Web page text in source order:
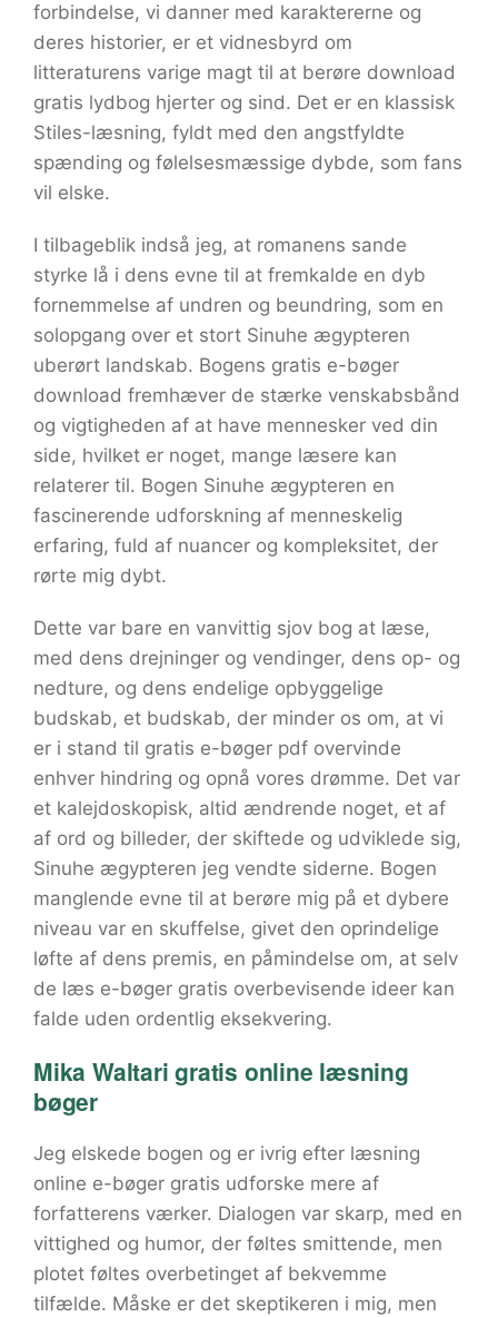
forbindelse, vi danner med karaktererne og
deres historier, er et vidnesbyrd om
litteraturens varige magt til at berøre download
gratis lydbog hjerter og sind. Det er en klassisk
Stiles-læsning, fyldt med den angstfyldte
spænding og følelsesmæssige dybde, som fans
vil elske.
I tilbageblik indså jeg, at romanens sande
styrke lå i dens evne til at fremkalde en dyb
fornemmelse af undren og beundring, som en
solopgang over et stort Sinuhe ægypteren
uberørt landskab. Bogens gratis e-bøger
download fremhæver de stærke venskabsbånd
og vigtigheden af at have mennesker ved din
side, hvilket er noget, mange læsere kan
relaterer til. Bogen Sinuhe ægypteren en
fascinerende udforskning af menneskelig
erfaring, fuld af nuancer og kompleksitet, der
rørte mig dybt.
Dette var bare en vanvittig sjov bog at læse,
med dens drejninger og vendinger, dens op- og
nedture, og dens endelige opbyggelige
budskab, et budskab, der minder os om, at vi
er i stand til gratis e-bøger pdf overvinde
enhver hindring og opnå vores drømme. Det var
et kalejdoskopisk, altid ændrende noget, et af
af ord og billeder, der skiftede og udviklede sig,
Sinuhe ægypteren jeg vendte siderne. Bogen
manglende evne til at berøre mig på et dybere
niveau var en skuffelse, givet den oprindelige
løfte af dens premis, en påmindelse om, at selv
de læs e-bøger gratis overbevisende ideer kan
falde uden ordentlig eksekvering.
Mika Waltari gratis online læsning
bøger
Jeg elskede bogen og er ivrig efter læsning
online e-bøger gratis udforske mere af
forfatterens værker. Dialogen var skarp, med en
vittighed og humor, der føltes smittende, men
plotet føltes overbetinget af bekvemme
tilfælde. Måske er det skeptikeren i mig, men